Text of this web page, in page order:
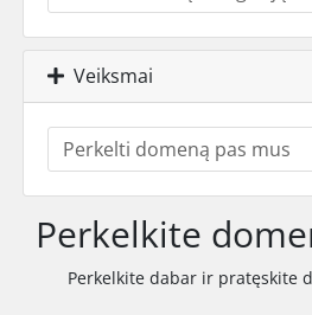
Veiksmai
Perkelkite
Perkelkite dabar ir pratęskite